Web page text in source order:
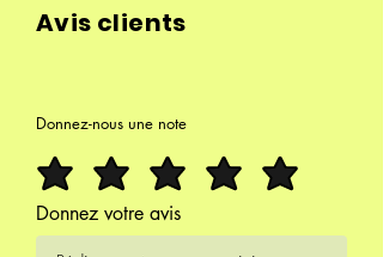
Avis clients
Donnez-nous une note
Donnez votre avis